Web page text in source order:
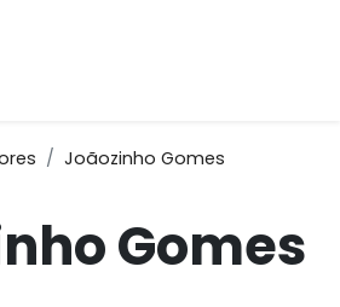
Joãozinho Gomes
Gomes